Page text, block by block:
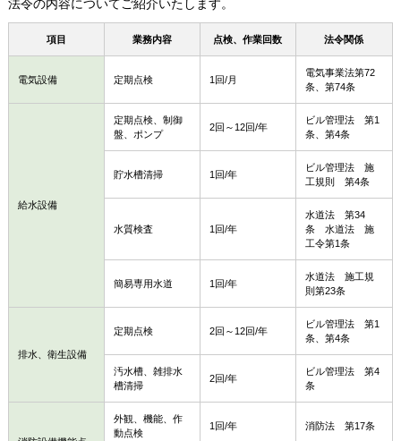
法令の内容についてご紹介いたします。
項目 業務内容 点検、作業回数 法令関係
電気設備 定期点検 1回/月
電気事業法第72
条、第74条
給水設備
定期点検、制御
盤、ポンプ
2回～12回/年
ビル管理法 第1
条、第4条
貯水槽清掃 1回/年
ビル管理法 施
工規則 第4条
水質検査 1回/年
水道法 第34
条 水道法 施
工令第1条
簡易専用水道 1回/年
水道法 施工規
則第23条
排水、衛生設備
定期点検 2回～12回/年
ビル管理法 第1
条、第4条
汚水槽、雑排水
槽清掃
2回/年
ビル管理法 第4
条
外観、機能、作
動点検
1回/年 消防法 第17条